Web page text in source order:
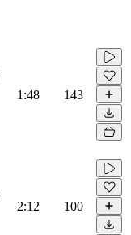
1:48 143
2:12 100